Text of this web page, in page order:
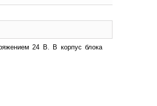
24 В. В корпус блока